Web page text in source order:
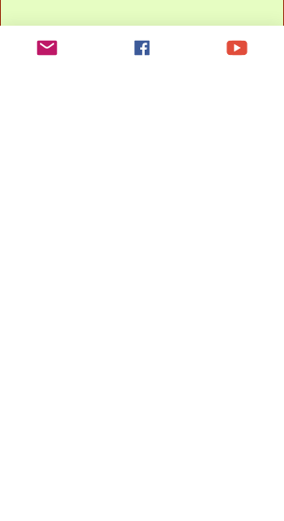
Faltschlösser – der